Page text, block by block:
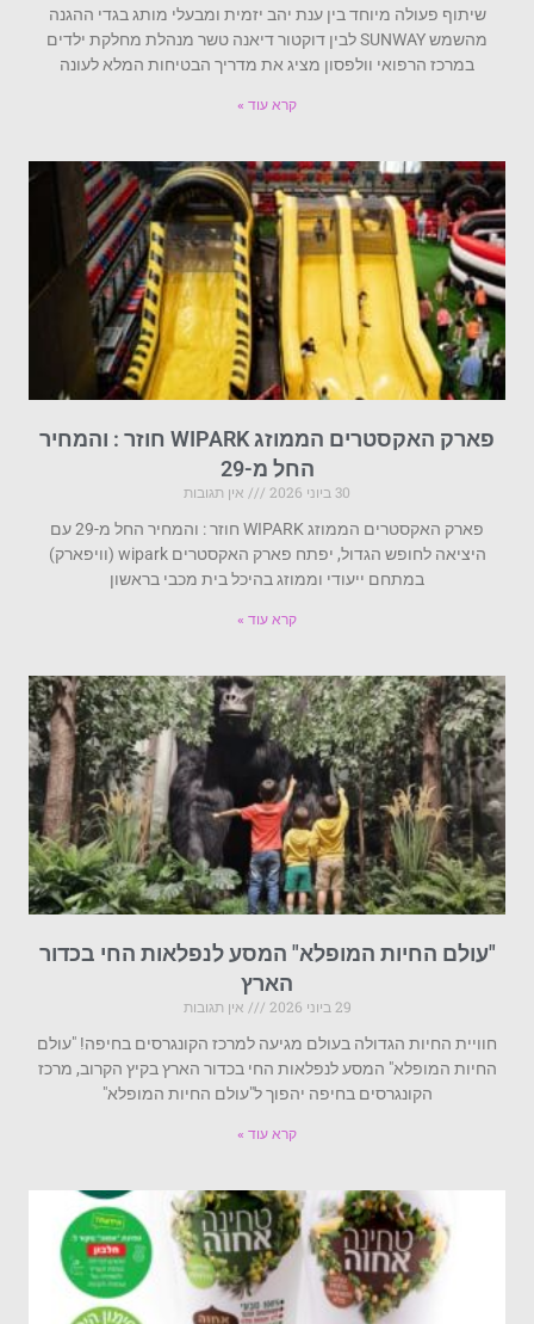
שיתוף פעולה מיוחד בין ענת יהב יזמית ומבעלי מותג בגדי ההגנה
מהשמש SUNWAY לבין דוקטור דיאנה טשר מנהלת מחלקת ילדים
במרכז הרפואי וולפסון מציג את מדריך הבטיחות המלא לעונה
קרא עוד »
פארק האקסטרים הממוזג WIPARK חוזר : והמחיר
החל מ-29
30 ביוני 2026
אין תגובות
פארק האקסטרים הממוזג WIPARK חוזר : והמחיר החל מ-29 עם
היציאה לחופש הגדול, יפתח פארק האקסטרים wipark (וויפארק)
במתחם ייעודי וממוזג בהיכל בית מכבי בראשון
קרא עוד »
"עולם החיות המופלא" המסע לנפלאות החי בכדור
הארץ
29 ביוני 2026
אין תגובות
חוויית החיות הגדולה בעולם מגיעה למרכז הקונגרסים בחיפה! "עולם
החיות המופלא" המסע לנפלאות החי בכדור הארץ בקיץ הקרוב, מרכז
הקונגרסים בחיפה יהפוך ל"עולם החיות המופלא"
קרא עוד »